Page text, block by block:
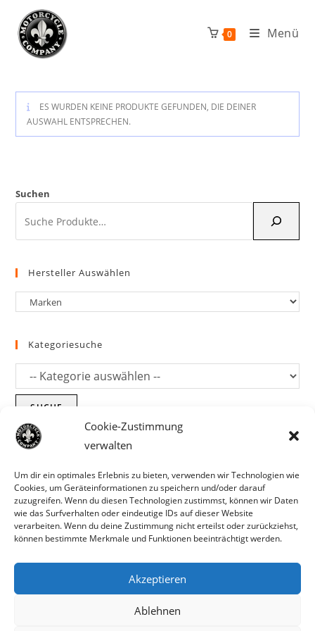
Cookie-Zustimmung
verwalten
Um dir ein optimales Erlebnis zu bieten, verwenden wir Technologien wie
Cookies, um Geräteinformationen zu speichern und/oder darauf
zuzugreifen. Wenn du diesen Technologien zustimmst, können wir Daten
wie das Surfverhalten oder eindeutige IDs auf dieser Website
verarbeiten. Wenn du deine Zustimmung nicht erteilst oder zurückziehst,
können bestimmte Merkmale und Funktionen beeinträchtigt werden.
Akzeptieren
Ablehnen
Parts für Harley Davidson, Indian und
Inhalt
springen
0 Menü
ES WURDEN KEINE PRODUKTE GEFUNDEN, DIE DEINER
AUSWAHL ENTSPRECHEN.
Suchen
Hersteller Auswählen
Kategoriesuche
SUCHE